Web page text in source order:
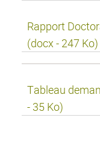
Rapport
(docx - 247 Ko)
Tableau
- 35 Ko)